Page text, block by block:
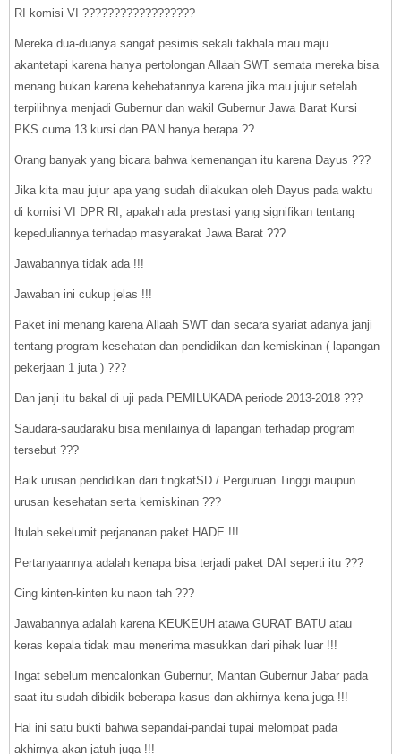
RI komisi VI ??????????????????
Mereka dua-duanya sangat pesimis sekali takhala mau maju
akantetapi karena hanya pertolongan Allaah SWT semata mereka bisa
menang bukan karena kehebatannya karena jika mau jujur setelah
terpilihnya menjadi Gubernur dan wakil Gubernur Jawa Barat Kursi
PKS cuma 13 kursi dan PAN hanya berapa ??
Orang banyak yang bicara bahwa kemenangan itu karena Dayus ???
Jika kita mau jujur apa yang sudah dilakukan oleh Dayus pada waktu
di komisi VI DPR RI, apakah ada prestasi yang signifikan tentang
kepeduliannya terhadap masyarakat Jawa Barat ???
Jawabannya tidak ada !!!
Jawaban ini cukup jelas !!!
Paket ini menang karena Allaah SWT dan secara syariat adanya janji
tentang program kesehatan dan pendidikan dan kemiskinan ( lapangan
pekerjaan 1 juta ) ???
Dan janji itu bakal di uji pada PEMILUKADA periode 2013-2018 ???
Saudara-saudaraku bisa menilainya di lapangan terhadap program
tersebut ???
Baik urusan pendidikan dari tingkatSD / Perguruan Tinggi maupun
urusan kesehatan serta kemiskinan ???
Itulah sekelumit perjananan paket HADE !!!
Pertanyaannya adalah kenapa bisa terjadi paket DAI seperti itu ???
Cing kinten-kinten ku naon tah ???
Jawabannya adalah karena KEUKEUH atawa GURAT BATU atau
keras kepala tidak mau menerima masukkan dari pihak luar !!!
Ingat sebelum mencalonkan Gubernur, Mantan Gubernur Jabar pada
saat itu sudah dibidik beberapa kasus dan akhirnya kena juga !!!
Hal ini satu bukti bahwa sepandai-pandai tupai melompat pada
akhirnya akan jatuh juga !!!